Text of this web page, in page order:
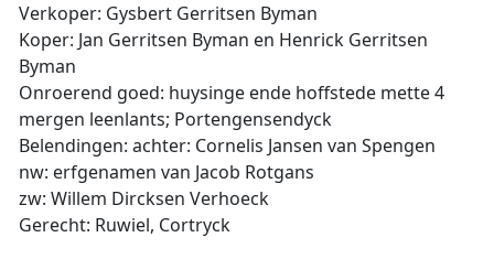
Verkoper: Gysbert Gerritsen Byman
Koper: Jan Gerritsen Byman en Henrick Gerritsen
Byman
Onroerend goed: huysinge ende hoffstede mette 4
mergen leenlants; Portengensendyck
Belendingen: achter: Cornelis Jansen van Spengen
nw: erfgenamen van Jacob Rotgans
zw: Willem Dircksen Verhoeck
Gerecht: Ruwiel, Cortryck